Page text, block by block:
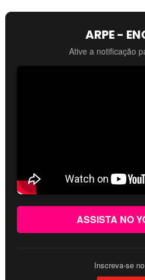
ARPE -
Ative a notificação
ASSISTA NO
Inscreva-se